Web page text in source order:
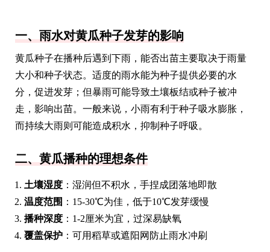
一、雨水对黄瓜种子发芽的影响
黄瓜种子在播种后遇到下雨，能否出苗主要取决于雨量
大小和种子状态。适度的雨水能为种子提供必要的水
分，促进发芽；但暴雨可能导致土壤板结或种子被冲
走，影响出苗。一般来说，小雨有利于种子吸水膨胀，
而持续大雨则可能造成积水，抑制种子呼吸。
二、黄瓜播种的理想条件
土壤湿度 ：湿润但不积水，手捏成团落地即散
温度范围 ：15-30℃为佳，低于10℃发芽缓慢
播种深度 ：1-2厘米为宜，过深易缺氧
覆盖保护 ：可用稻草或遮阳网防止雨水冲刷